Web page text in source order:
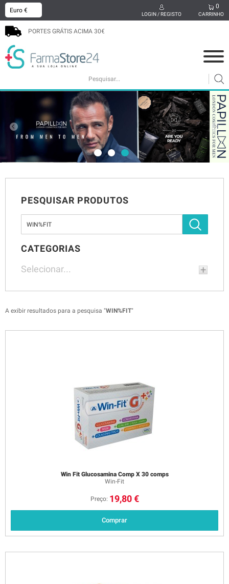
LOGIN / REGISTO CARRINHO
0
PORTES GRÁTIS ACIMA 30€
PESQUISAR PRODUTOS
CATEGORIAS
Selecionar...
A exibir resultados para a pesquisa "WIN%FIT"
Win Fit Glucosamina Comp X 30 comps
Win-Fit
Preço: 19,80 €
Comprar
x
MAMÃ E BEBÉ
SUPLEMENTOS
CABELO
HIGIENE ORAL
SEXUALIDADE
BEM-ESTAR
MEDICAMENTOS